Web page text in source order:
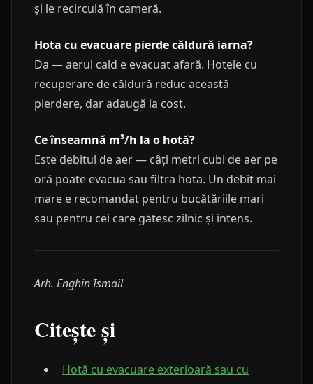
și le recirculă în cameră.
Hota cu evacuare pierde căldură iarna?
Da — aerul cald e evacuat afară. Hotele cu
recuperare de căldură reduc această
pierdere, dar adaugă la cost.
Ce înseamnă m³/h la o hotă?
Este debitul de aer — câți metri cubi de aer pe
oră poate evacua sau filtra hota. Un debit mai
mare e recomandat pentru bucătăriile mari
sau pentru cei care gătesc zilnic și intens.
Arh. Enghin Ismail
Citește și
Hotă cu evacuare exterioară sau cu